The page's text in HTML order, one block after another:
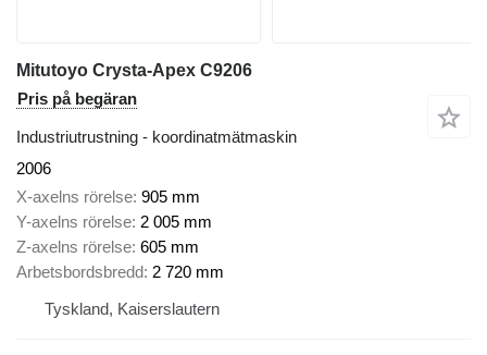
Mitutoyo Crysta-Apex C9206
Pris på begäran
Industriutrustning - koordinatmätmaskin
2006
X-axelns rörelse 905 mm
Y-axelns rörelse 2 005 mm
Z-axelns rörelse 605 mm
Arbetsbordsbredd 2 720 mm
Tyskland, Kaiserslautern